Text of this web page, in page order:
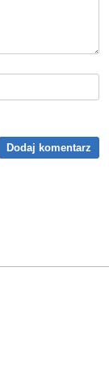
Dodaj komentarz